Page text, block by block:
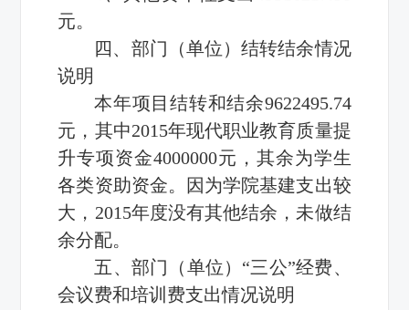
元。
四、部门（单位）结转结余情况
说明
本年项目结转和结余9622495.74
元，其中2015年现代职业教育质量提
升专项资金4000000元，其余为学生
各类资助资金。因为学院基建支出较
大，2015年度没有其他结余，未做结
余分配。
五、部门（单位）“三公”经费、
会议费和培训费支出情况说明